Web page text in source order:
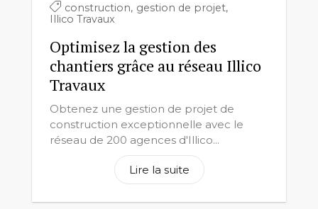
construction, gestion de projet,
Illico Travaux
Optimisez la gestion des
chantiers grâce au réseau Illico
Travaux
Obtenez une gestion de projet de
construction exceptionnelle avec le
réseau de 200 agences d'Illico...
Lire la suite